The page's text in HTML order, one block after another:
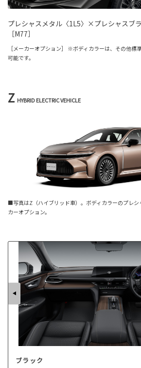
プレシャスメタル〈1L5〉×プレシャスブ
［M77］
［メーカーオプション］ ※ボディカラーは、その他標
可能です。
Z HYBRID ELECTRIC VEHICLE
■写真はZ（ハイブリッド車）。ボディカラーのプレシ
カーオプション。
ブラック